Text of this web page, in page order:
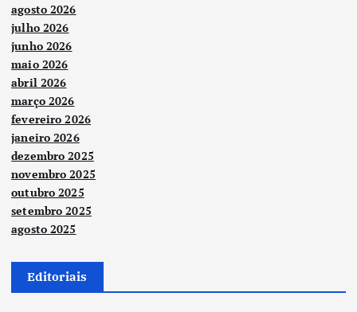
agosto 2026
julho 2026
junho 2026
maio 2026
abril 2026
março 2026
fevereiro 2026
janeiro 2026
dezembro 2025
novembro 2025
outubro 2025
setembro 2025
agosto 2025
Editoriais